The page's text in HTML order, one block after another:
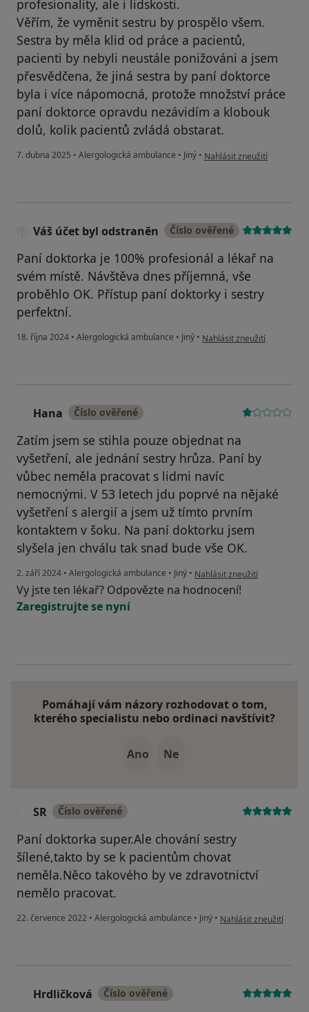
profesionality, ale i lidskosti.
Věřím, že vyměnit sestru by prospělo všem.
Sestra by měla klid od práce a pacientů,
pacienti by nebyli neustále ponižováni a jsem
přesvědčena, že jiná sestra by paní doktorce
byla i více nápomocná, protože množství práce
paní doktorce opravdu nezávidím a klobouk
dolů, kolik pacientů zvládá obstarat.
7. dubna 2025 • Alergologická ambulance • Jiný • podle názoru uživatele LC
Nahlásit zneužití
Váš účet byl odstraněn Číslo ověřené
Paní doktorka je 100% profesionál a lékař na
svém místě. Návštěva dnes příjemná, vše
proběhlo OK. Přístup paní doktorky i sestry
perfektní.
18. října 2024 • Alergologická ambulance • Jiný • podle názoru uživatele Váš
Nahlásit zneužití
Hana Číslo ověřené
Zatím jsem se stihla pouze objednat na
vyšetření, ale jednání sestry hrůza. Paní by
vůbec neměla pracovat s lidmi navíc
nemocnými. V 53 letech jdu poprvé na nějaké
vyšetření s alergií a jsem už tímto prvním
kontaktem v šoku. Na paní doktorku jsem
slyšela jen chválu tak snad bude vše OK.
2. září 2024 • Alergologická ambulance • Jiný • podle názoru uživatele Hana
Nahlásit zneužití
Vy jste ten lékař? Odpovězte na hodnocení!
Zaregistrujte se nyní
Pomáhají vám názory rozhodovat o tom,
kterého specialistu nebo ordinaci navštívit?
Ano Ne
SR Číslo ověřené
Paní doktorka super.Ale chování sestry
šílené,takto by se k pacientům chovat
neměla.Něco takového by ve zdravotnictví
nemělo pracovat.
22. července 2022 • Alergologická ambulance • Jiný • podle názoru uživatele
Nahlásit zneužití
Hrdličková Číslo ověřené